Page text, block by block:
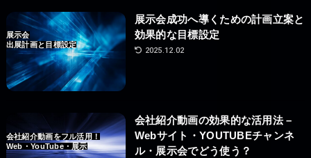
展示会
出展計画と目標設定
展示会成功へ導くための計画立案と
効果的な目標設定
2025.12.02
会社紹介動画をフル活用！
Web・YouTube・展示
会社紹介動画の効果的な活用法 –
Webサイト・YOUTUBEチャンネ
ル・展示会でどう使う？